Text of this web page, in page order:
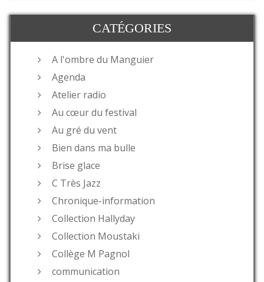
CATÉGORIES
A l'ombre du Manguier
Agenda
Atelier radio
Au cœur du festival
Au gré du vent
Bien dans ma bulle
Brise glace
C Très Jazz
Chronique-information
Collection Hallyday
Collection Moustaki
Collège M Pagnol
communication